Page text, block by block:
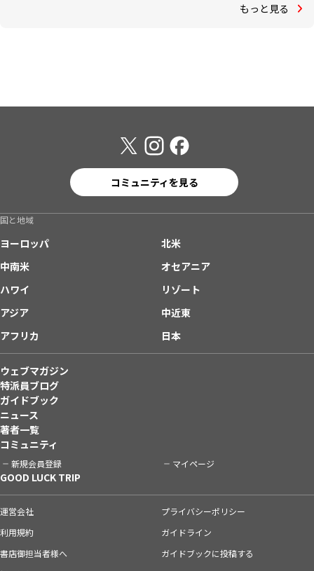
もっと見る
コミュニティを見る
国と地域
ヨーロッパ
北米
中南米
オセアニア
ハワイ
リゾート
アジア
中近東
アフリカ
日本
ウェブマガジン
特派員ブログ
ガイドブック
ニュース
著者一覧
コミュニティ
新規会員登録 マイページ
GOOD LUCK TRIP
運営会社
プライバシーポリシー
利用規約
ガイドライン
書店御担当者様へ
ガイドブックに投稿する